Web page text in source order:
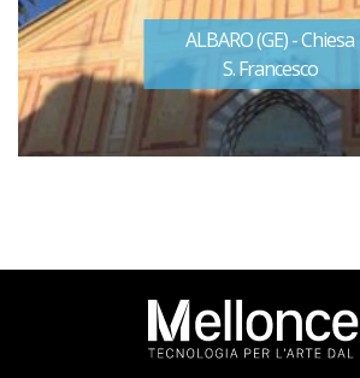
ALBARO (GE) - Chiesa
S. Francesco